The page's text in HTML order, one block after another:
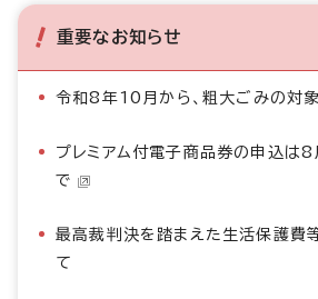
重要なお知らせ
令和8年10月から、粗大ごみの対
プレミアム付電子商品券の申込は8
で
最高裁判決を踏まえた生活保護費
て